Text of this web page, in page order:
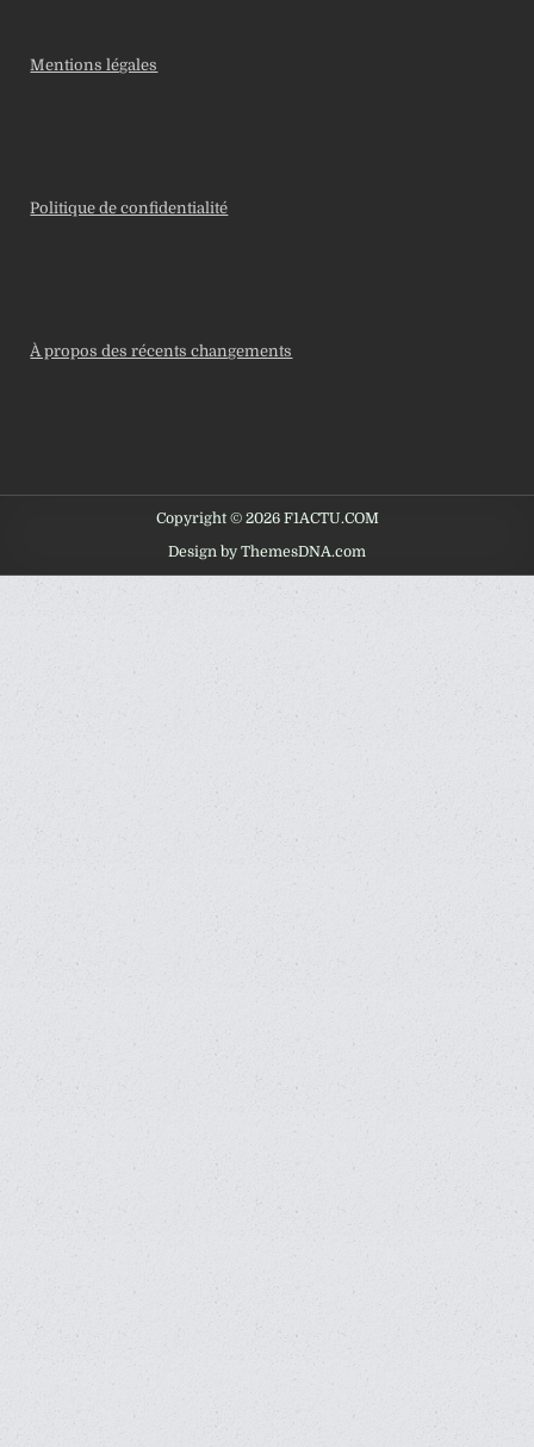
Mentions légales
Politique de confidentialité
À propos des récents changements
Copyright © 2026 F1ACTU.COM
Design by ThemesDNA.com